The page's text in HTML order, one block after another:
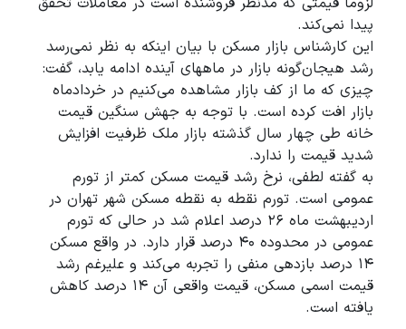
پیدا نمی‌کند.
این کارشناس بازار مسکن با بیان اینکه به نظر نمی‌رسد
رشد هیجان‌گونه بازار در ماههای آینده ادامه یابد، گفت:
چیزی که ما از کف بازار مشاهده می‌کنیم در خردادماه
بازار افت کرده است. با توجه به جهش سنگین قیمت
خانه طی چهار سال گذشته بازار ملک ظرفیت افزایش
شدید قیمت را ندارد.
به گفته لطفی، نرخ رشد قیمت مسکن کمتر از تورم
عمومی است. تورم نقطه به نقطه مسکن شهر تهران در
اردیبهشت ماه ۲۶ درصد اعلام شد در حالی که تورم
عمومی در محدوده ۴۰ درصد قرار دارد. در واقع مسکن
۱۴ درصد بازدهی منفی را تجربه می‌کند و علیرغم رشد
قیمت اسمی مسکن، قیمت واقعی آن ۱۴ درصد کاهش
یافته است.